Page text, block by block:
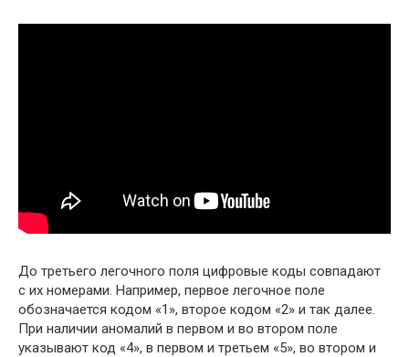
До третьего легочного поля цифровые коды совпадают
с их номерами. Например, первое легочное поле
обозначается кодом «1», второе кодом «2» и так далее.
При наличии аномалий в первом и во втором поле
указывают код «4», в первом и третьем «5», во втором и